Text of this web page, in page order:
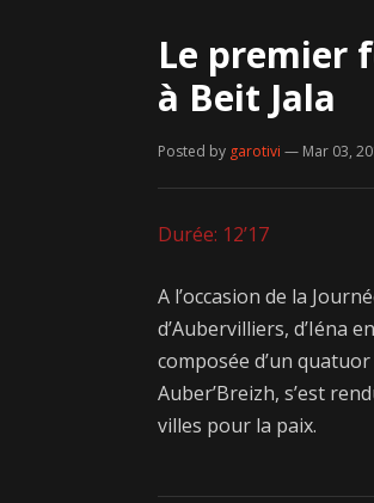
Le premier
à Beit Jala
Posted by garotivi — Mar 03,
Durée: 12’17
A l’occasion de la
d’Aubervilliers, d’Iéna
composée d’un
Auber’Breizh, s’est
villes pour la paix.